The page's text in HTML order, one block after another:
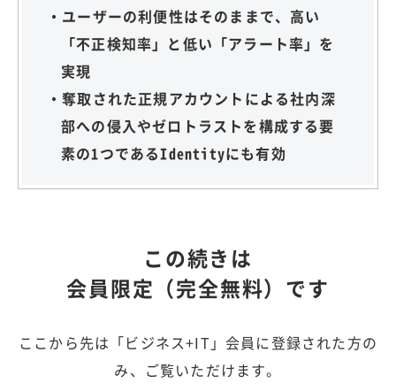
・ユーザーの利便性はそのままで、高い
「不正検知率」と低い「アラート率」を
実現
・奪取された正規アカウントによる社内深
部への侵入やゼロトラストを構成する要
素の1つであるIdentityにも有効
この続きは
会員限定（完全無料）です
ここから先は「ビジネス+IT」会員に登録された方の
み、ご覧いただけます。